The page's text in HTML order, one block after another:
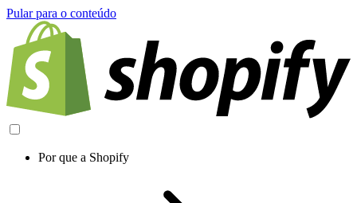
Pular para o conteúdo
Por que a Shopify